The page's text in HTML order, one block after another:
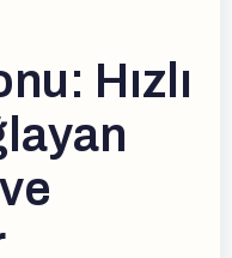
Hızlı